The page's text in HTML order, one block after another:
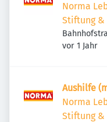
Norma
Stiftung &
Deutschland
vor 1 Jahr
Aushilfe
Norma
Stiftung &